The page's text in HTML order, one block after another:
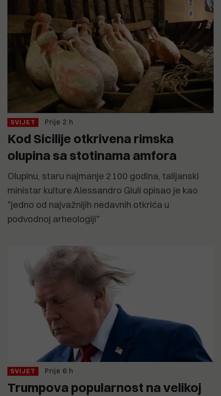
SVIJET Prije 2 h
Kod Sicilije otkrivena rimska
olupina sa stotinama amfora
Olupinu, staru najmanje 2100 godina, talijanski
ministar kulture Alessandro Giuli opisao je kao
"jedno od najvažnijih nedavnih otkrića u
podvodnoj arheologiji"
SVIJET Prije 6 h
Trumpova popularnost na velikoj